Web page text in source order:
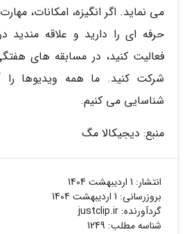
می نماید. اگر انگیزه، امکانات،
حرفه ای را دارید و علاقه مندید
شرکت کنید. ما همه ویدیوها را
شناسایی می کنیم.
منبع: دیجیکالا مگ
انتشار: 1 اردیبهشت 1404
بروزرسانی: 1 اردیبهشت 1404
گردآورنده: justclip.ir
شناسه مطلب: 1249